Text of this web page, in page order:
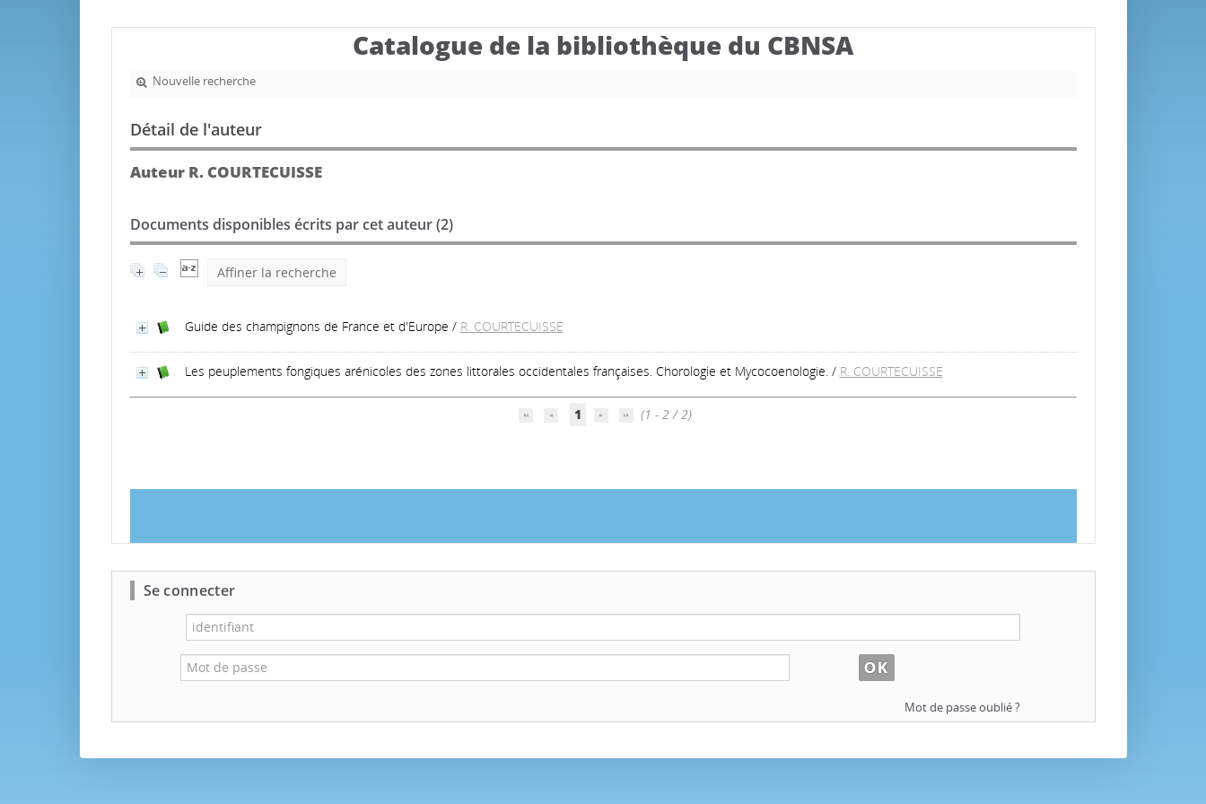
Catalogue de la bibliothèque du CBNSA
Nouvelle recherche
Détail de l'auteur
Auteur R. COURTECUISSE
Documents disponibles écrits par cet auteur (2)
Affiner la recherche
Guide des champignons de France et d'Europe / R. COURTECUISSE
Les peuplements fongiques arénicoles des zones littorales occidentales françaises. Chorologie et Mycocoenologie./ R. COURTECUISSE
1 (1 - 2 / 2)
Se connecter
Mot de passe oublié ?